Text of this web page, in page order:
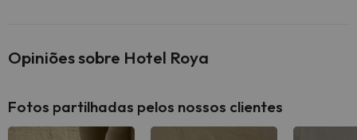
Opiniões sobre Hotel Roya
Fotos partilhadas pelos nossos clientes